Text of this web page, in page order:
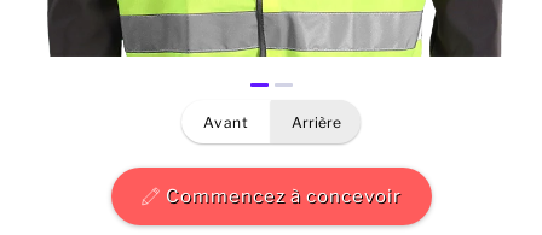
Hommes
avant arrière
Commencez à concevoir